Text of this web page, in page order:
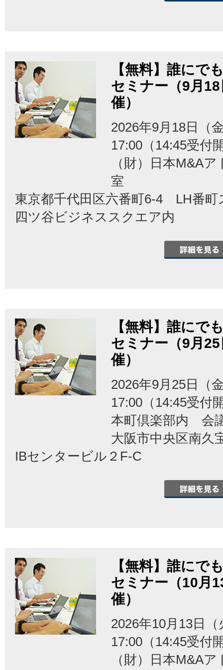
【無料】誰にで
セミナー（9月
催）
2026年9月18日（
17:00（14:45受付
（財）日本M&A
室
東京都千代田区六番町6-4 LH番町
四ツ谷ビジネススクエア内
【無料】誰にで
セミナー（9月
催）
2026年9月25日（
17:00（14:45受付
本町倶楽部内 会
大阪市中央区南久
IBセンタービル２F-C
【無料】誰にで
セミナー（10月
催）
2026年10月13日（
17:00（14:45受付
（財）日本M&A